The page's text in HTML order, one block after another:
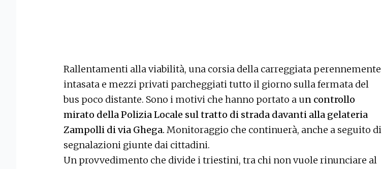
Rallentamenti alla viabilità, una corsia della carreggiata perennemente
intasata e mezzi privati parcheggiati tutto il giorno sulla fermata del
bus poco distante. Sono i motivi che hanno portato a un controllo
mirato della Polizia Locale sul tratto di strada davanti alla gelateria
Zampolli di via Ghega. Monitoraggio che continuerà, anche a seguito di
segnalazioni giunte dai cittadini.
Un provvedimento che divide i triestini, tra chi non vuole rinunciare al